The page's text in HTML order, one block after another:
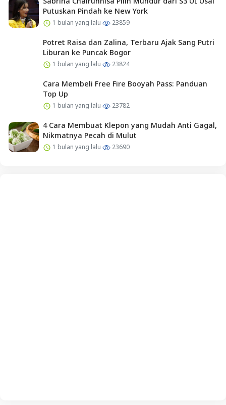
Putuskan Pindah ke New York
1 bulan yang lalu 23859
Potret Raisa dan Zalina, Terbaru Ajak Sang Putri
Liburan ke Puncak Bogor
1 bulan yang lalu 23824
Cara Membeli Free Fire Booyah Pass: Panduan
Top Up
1 bulan yang lalu 23782
4 Cara Membuat Klepon yang Mudah Anti Gagal,
Nikmatnya Pecah di Mulut
1 bulan yang lalu 23690